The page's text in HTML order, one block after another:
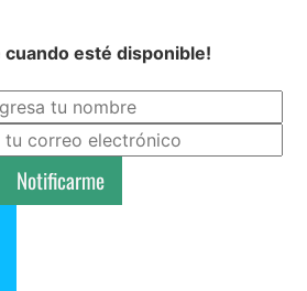
cuando esté disponible!
Notificarme